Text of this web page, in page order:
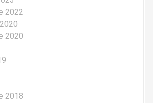
2022
2020
2018